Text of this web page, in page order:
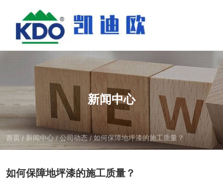
新闻中心
首页 / 新闻中心 /公司动态 /如何保障地坪漆的施工质量？
如何保障地坪漆的施工质量？